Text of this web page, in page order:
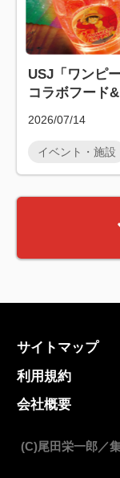
USJ「ワンピ
コラボフード
2026/07/14
イベント・施設
サイトマップ
利用規約
会社概要
(C)尾田栄一郎／